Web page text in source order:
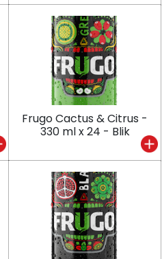
Frugo Cactus & Citrus -
330 ml x 24 - Blik